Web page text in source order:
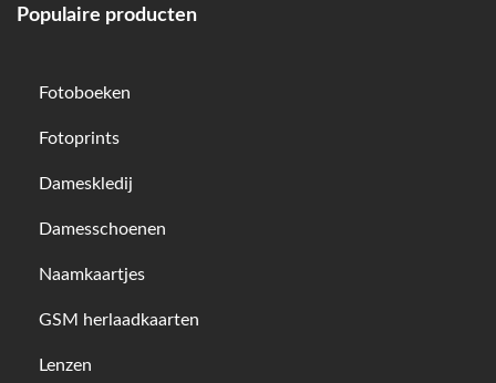
Populaire producten
Fotoboeken
Fotoprints
Dameskledij
Damesschoenen
Naamkaartjes
GSM herlaadkaarten
Lenzen